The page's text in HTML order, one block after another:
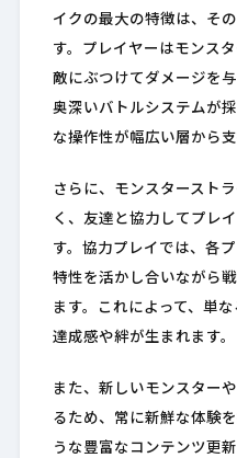
イクの最大の特徴は、そ
す。プレイヤーはモンス
敵にぶつけてダメージを
奥深いバトルシステムが
な操作性が幅広い層から
さらに、モンスタースト
く、友達と協力してプレ
す。協力プレイでは、各
特性を活かし合いながら
ます。これによって、単
達成感や絆が生まれます。
また、新しいモンスター
るため、常に新鮮な体験
うな豊富なコンテンツ更